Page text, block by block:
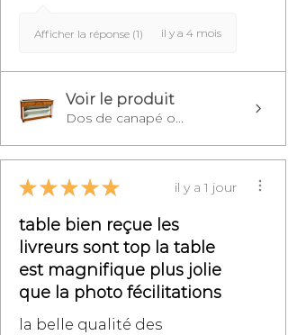
Afficher la réponse (1) il y a 4 mois
Voir le produit
Dos de canapé o...
★ ★ ★ ★ ★ il y a 1 jour
table bien reçue les
livreurs sont top la table
est magnifique plus jolie
que la photo fécilitations
la belle qualité des